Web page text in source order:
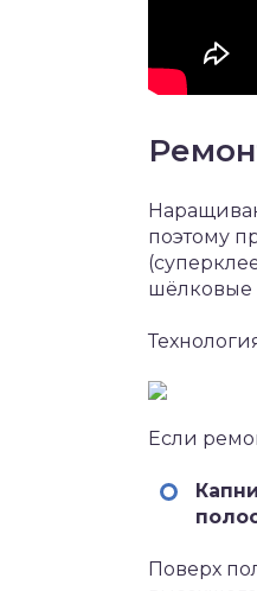
поэтому
шёлковые
Если
Поверх